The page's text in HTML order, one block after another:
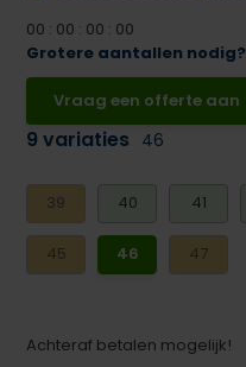
00 : 00 : 00 : 00
Grotere aantallen nodig?
Vraag een offerte aan
9 variaties 46
39 40 41
45 46 47
Achteraf betalen mogelijk!